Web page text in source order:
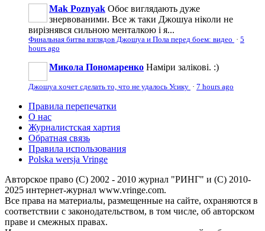
Mak Poznyak Обоє виглядають дуже
знервованими. Все ж таки Джошуа ніколи не
вирізнявся сильною менталкою і я...
Финальная битва взглядов Джошуа и Пола перед боем: видео · 5
hours ago
Микола Пономаренко Наміри залікові. :)
Джошуа хочет сделать то, что не удалось Усику · 7 hours ago
Правила перепечатки
О нас
Журналистская хартия
Обратная связь
Правила использования
Polska wersja Vringe
Авторское право (С) 2002 - 2010 журнал "РИНГ" и (С) 2010-
2025 интернет-журнал www.vringe.com.
Все права на материалы, размещенные на сайте, охраняются в
соответствии с законодательством, в том числе, об авторском
праве и смежных правах.